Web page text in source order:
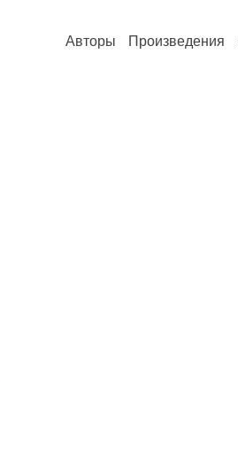
Авторы Произведения